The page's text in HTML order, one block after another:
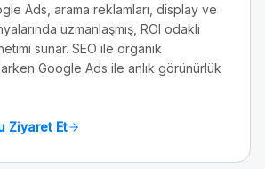
Ads, arama reklamları, display ve
uzmanlaşmış, ROI odaklı
sunar. SEO ile organik
Google Ads ile anlık görünürlük
Ziyaret Et